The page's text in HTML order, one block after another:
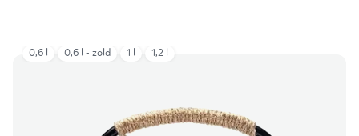
0,6 l 0,6 l - zöld 1 l 1,2 l